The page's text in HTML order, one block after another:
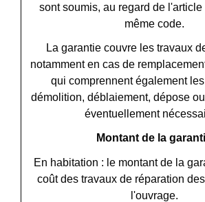
sont soumis, au regard de l'article
même code.
La garantie couvre les travaux
notamment en cas de
qui comprennent également
démolition, déblaiement, dépose
éventuellement
Montant de la
En habitation : le montant de la
coût des travaux de réparation
l'ouvrage.